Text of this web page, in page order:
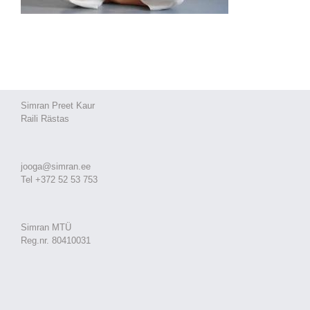
Simran Preet Kaur
Raili Rästas
jooga@simran.ee
Tel +372 52 53 753
Simran MTÜ
Reg.nr. 80410031